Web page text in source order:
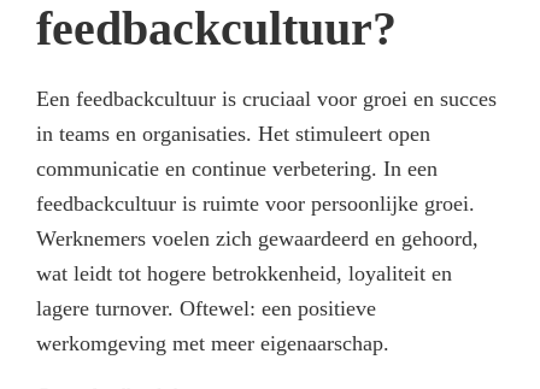
feedbackcultuur?
Een feedbackcultuur is cruciaal voor groei en succes
in teams en organisaties. Het stimuleert open
communicatie en continue verbetering. In een
feedbackcultuur is ruimte voor persoonlijke groei.
Werknemers voelen zich gewaardeerd en gehoord,
wat leidt tot hogere betrokkenheid, loyaliteit en
lagere turnover. Oftewel: een positieve
werkomgeving met meer eigenaarschap.